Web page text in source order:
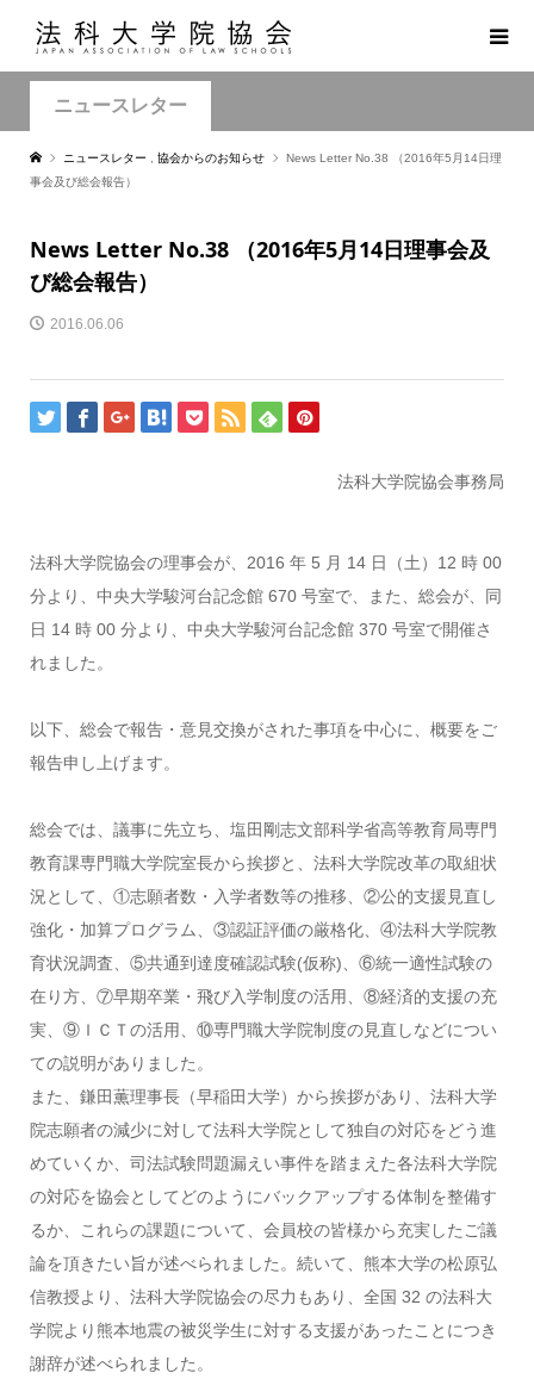
ニュースレター
ニュースレター 協会からのお知らせ
News Letter No.38 （2016年5月14日理
事会及び総会報告）
News Letter No.38 （2016年5月14日理事会及
び総会報告）
2016.06.06
法科大学院協会事務局
法科大学院協会の理事会が、2016 年 5 月 14 日（土）12 時 00
分より、中央大学駿河台記念館 670 号室で、また、総会が、同
日 14 時 00 分より、中央大学駿河台記念館 370 号室で開催さ
れました。
以下、総会で報告・意見交換がされた事項を中心に、概要をご
報告申し上げます。
総会では、議事に先立ち、塩田剛志文部科学省高等教育局専門
教育課専門職大学院室長から挨拶と、法科大学院改革の取組状
況として、①志願者数・入学者数等の推移、②公的支援見直し
強化・加算プログラム、③認証評価の厳格化、④法科大学院教
育状況調査、⑤共通到達度確認試験(仮称)、⑥統一適性試験の
在り方、⑦早期卒業・飛び入学制度の活用、⑧経済的支援の充
実、⑨ＩＣＴの活用、⑩専門職大学院制度の見直しなどについ
ての説明がありました。
また、鎌田薫理事長（早稲田大学）から挨拶があり、法科大学
院志願者の減少に対して法科大学院として独自の対応をどう進
めていくか、司法試験問題漏えい事件を踏まえた各法科大学院
の対応を協会としてどのようにバックアップする体制を整備す
るか、これらの課題について、会員校の皆様から充実したご議
論を頂きたい旨が述べられました。続いて、熊本大学の松原弘
信教授より、法科大学院協会の尽力もあり、全国 32 の法科大
学院より熊本地震の被災学生に対する支援があったことにつき
謝辞が述べられました。